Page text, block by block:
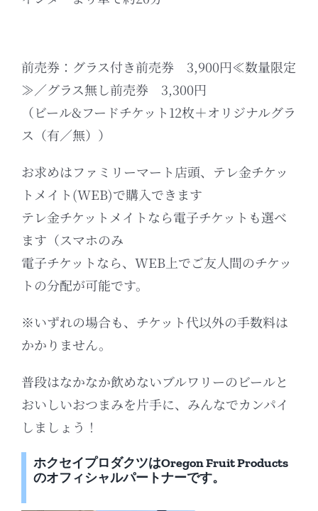
前売券：グラス付き前売券 3,900円≪数量限定
≫／グラス無し前売券 3,300円
（ビール&フードチケット12枚＋オリジナルグラ
ス（有／無））
お求めはファミリーマート店頭、テレ金チケッ
トメイト(WEB)で購入できます
テレ金チケットメイトなら電子チケットも選べ
ます（スマホのみ
電子チケットなら、WEB上でご友人間のチケッ
トの分配が可能です。
※いずれの場合も、チケット代以外の手数料は
かかりません。
普段はなかなか飲めないブルワリーのビールと
おいしいおつまみを片手に、みんなでカンパイ
しましょう！
ホクセイプロダクツはOregon Fruit Products
のオフィシャルパートナーです。